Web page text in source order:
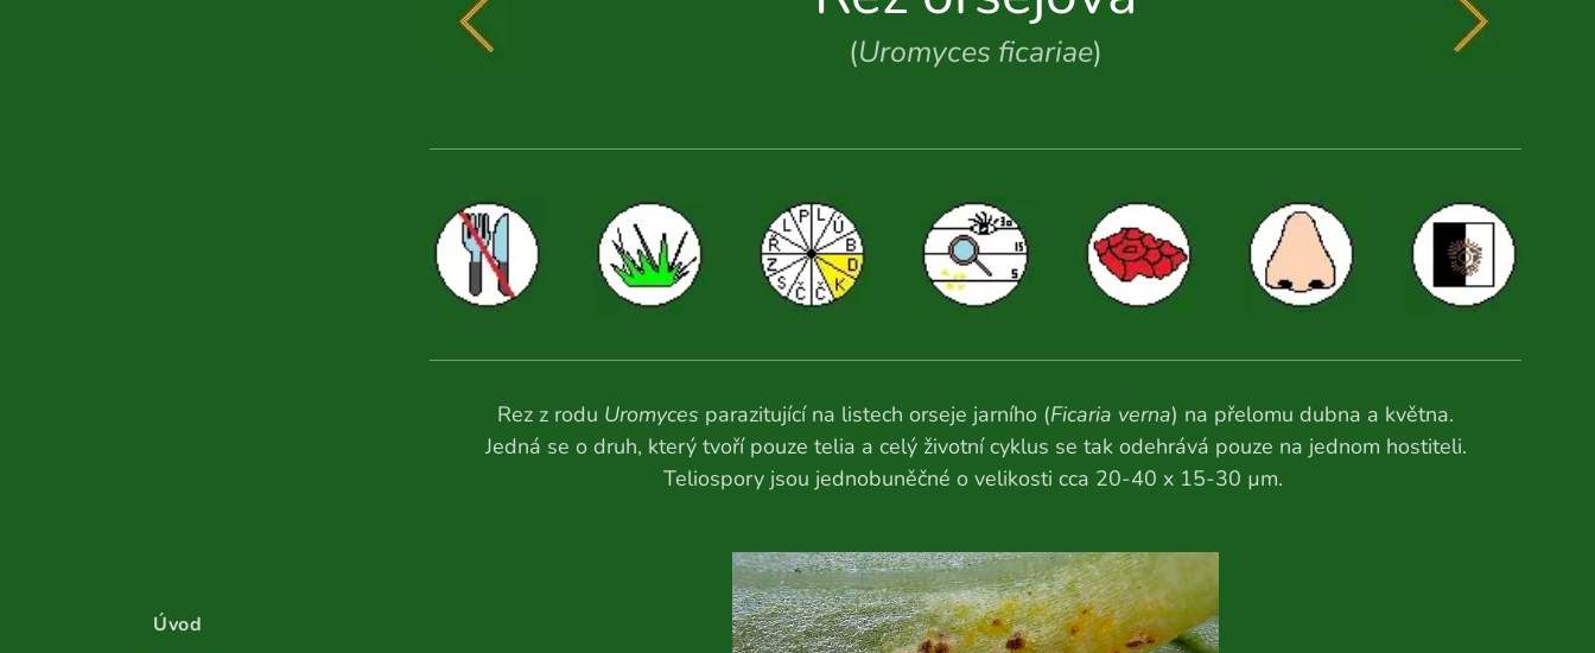
Úvod
(Uromyces ficariae)
Rez z rodu Uromyces parazitující na listech orseje jarního (Ficaria verna) na přelomu dubna a května.
Jedná se o druh, který tvoří pouze telia a celý životní cyklus se tak odehrává pouze na jednom hostiteli.
Teliospory jsou jednobuněčné o velikosti cca 20-40 x 15-30 µm.